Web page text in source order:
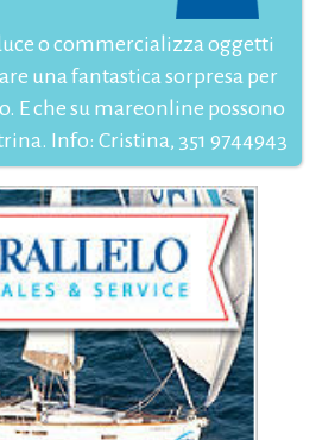
o commercializza oggetti
una fantastica sorpresa per
E che su mareonline possono
Info: Cristina, 351 9744943